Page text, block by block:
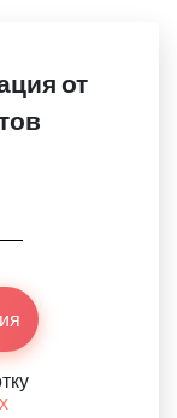
от